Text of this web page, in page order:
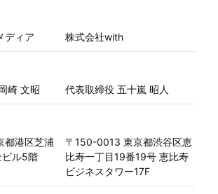
ディア
株式会社with
崎 文昭
代表取締役 五十嵐 昭人
港区芝浦
ル5階
〒150-0013 東京都渋谷区恵
比寿一丁目19番19号 恵比寿
ビジネスタワー17F